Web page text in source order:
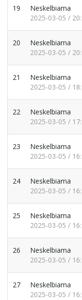
19
Neskelbiama
2025-03-05 /
20
Neskelbiama
2025-03-05 /
21
Neskelbiama
2025-03-05 /
22
Neskelbiama
2025-03-05 /
23
Neskelbiama
2025-03-05 /
24
Neskelbiama
2025-03-05 /
25
Neskelbiama
2025-03-05 /
26
Neskelbiama
2025-03-05 /
27
Neskelbiama
2025-03-05 /